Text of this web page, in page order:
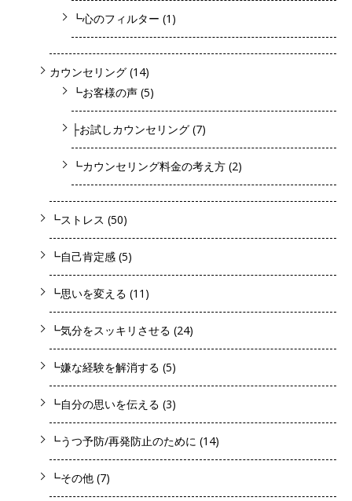
┗心のフィルター (1)
カウンセリング (14)
┗お客様の声 (5)
├お試しカウンセリング (7)
┗カウンセリング料金の考え方 (2)
┗ストレス (50)
┗自己肯定感 (5)
┗思いを変える (11)
┗気分をスッキリさせる (24)
┗嫌な経験を解消する (5)
┗自分の思いを伝える (3)
┗うつ予防/再発防止のために (14)
┗その他 (7)